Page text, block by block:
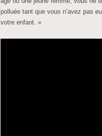
polluée tant que vous n’avez pas
votre enfant. »